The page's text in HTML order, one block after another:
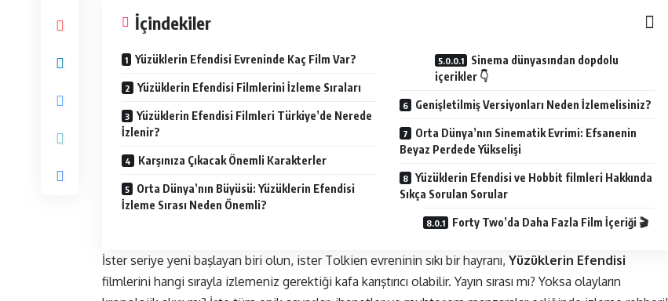
İçindekiler
Yüzüklerin Efendisi Evreninde Kaç Film Var?
Yüzüklerin Efendisi Filmlerini İzleme Sıraları
Yüzüklerin Efendisi Filmleri Türkiye’de Nerede
İzlenir?
Karşınıza Çıkacak Önemli Karakterler
Orta Dünya’nın Büyüsü: Yüzüklerin Efendisi
İzleme Sırası Neden Önemli?
Sinema dünyasından dopdolu
içerikler 👇
Genişletilmiş Versiyonları Neden İzlemelisiniz?
Orta Dünya’nın Sinematik Evrimi: Efsanenin
Beyaz Perdede Yükselişi
Yüzüklerin Efendisi ve Hobbit filmleri Hakkında
Sıkça Sorulan Sorular
Forty Two’da Daha Fazla Film İçeriği 🎬
İster seriye yeni başlayan biri olun, ister Tolkien evreninin sıkı bir hayranı, Yüzüklerin Efendisi
filmlerini hangi sırayla izlemeniz gerektiği kafa karıştırıcı olabilir. Yayın sırası mı? Yoksa olayların